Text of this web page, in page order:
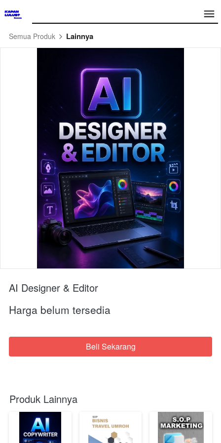
Semua Produk Lainnya
AI Designer & Editor
Harga belum tersedia
`Beli Sekarang
Produk Lainnya